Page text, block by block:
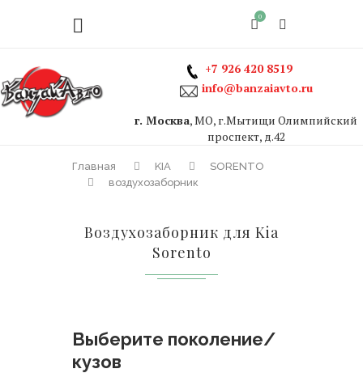
0
+7 926 420 8519
info@banzaiavto.ru
г. Москва, МО, г.Мытищи Олимпийский
проспект, д.42
Главная KIA
SORENTO
воздухозаборник
Воздухозаборник для Kia
Sorento
Выберите поколение/
кузов